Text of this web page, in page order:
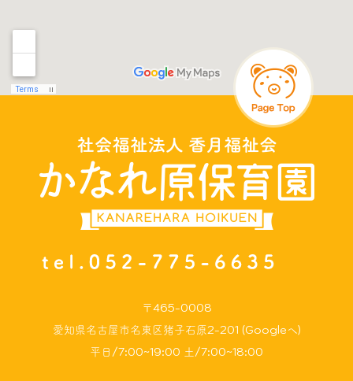
〒465-0008
愛知県名古屋市名東区猪子石原2-201 (Googleへ)
平日/7:00~19:00 土/7:00~18:00